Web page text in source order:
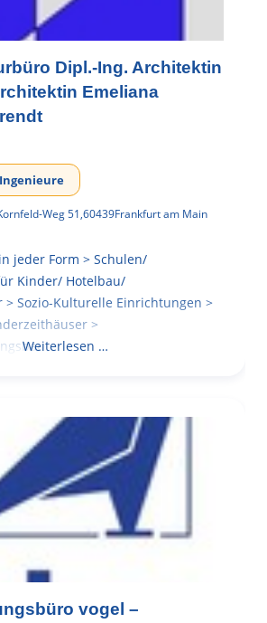
Dipl.-Ing. Architektin
Emeliana
Weg 51,60439Frankfurt am Main
jeder Form > Schulen/
Kinder/ Hotelbau/
> Sozio-Kulturelle Einrichtungen >
>
Weiterlesen …
vogel –